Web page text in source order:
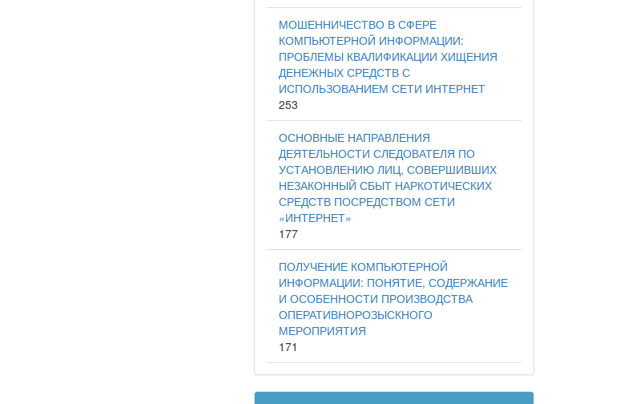
МОШЕННИЧЕСТВО В СФЕРЕ
КОМПЬЮТЕРНОЙ ИНФОРМАЦИИ:
ПРОБЛЕМЫ КВАЛИФИКАЦИИ ХИЩЕНИЯ
ДЕНЕЖНЫХ СРЕДСТВ С
ИСПОЛЬЗОВАНИЕМ СЕТИ ИНТЕРНЕТ
253
ОСНОВНЫЕ НАПРАВЛЕНИЯ
ДЕЯТЕЛЬНОСТИ СЛЕДОВАТЕЛЯ ПО
УСТАНОВЛЕНИЮ ЛИЦ, СОВЕРШИВШИХ
НЕЗАКОННЫЙ СБЫТ НАРКОТИЧЕСКИХ
СРЕДСТВ ПОСРЕДСТВОМ СЕТИ
«ИНТЕРНЕТ»
177
ПОЛУЧЕНИЕ КОМПЬЮТЕРНОЙ
ИНФОРМАЦИИ: ПОНЯТИЕ, СОДЕРЖАНИЕ
И ОСОБЕННОСТИ ПРОИЗВОДСТВА
ОПЕРАТИВНОРОЗЫСКНОГО
МЕРОПРИЯТИЯ
171